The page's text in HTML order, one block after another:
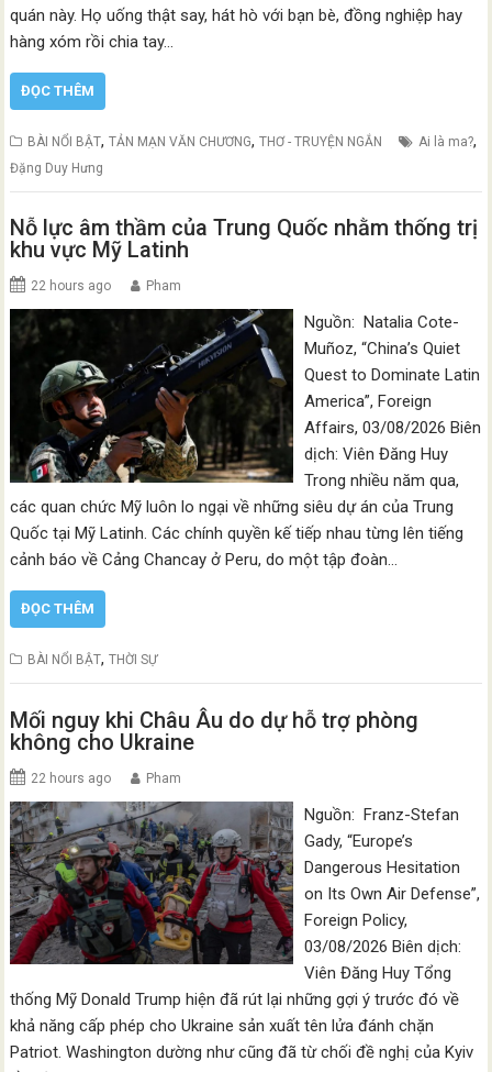
quán này. Họ uống thật say, hát hò với bạn bè, đồng nghiệp hay
hàng xóm rồi chia tay…
ĐỌC THÊM
BÀI NỔI BẬT,TẢN MẠN VĂN CHƯƠNG,THƠ - TRUYỆN NGẮN Ai là ma?,
Đặng Duy Hưng
Nỗ lực âm thầm của Trung Quốc nhằm thống trị
khu vực Mỹ Latinh
22 hours ago Pham
Nguồn: Natalia Cote-
Muñoz, “China’s Quiet
Quest to Dominate Latin
America”, Foreign
Affairs, 03/08/2026 Biên
dịch: Viên Đăng Huy
Trong nhiều năm qua,
các quan chức Mỹ luôn lo ngại về những siêu dự án của Trung
Quốc tại Mỹ Latinh. Các chính quyền kế tiếp nhau từng lên tiếng
cảnh báo về Cảng Chancay ở Peru, do một tập đoàn…
ĐỌC THÊM
BÀI NỔI BẬT,THỜI SỰ
Mối nguy khi Châu Âu do dự hỗ trợ phòng
không cho Ukraine
22 hours ago Pham
Nguồn: Franz-Stefan
Gady, “Europe’s
Dangerous Hesitation
on Its Own Air Defense”,
Foreign Policy,
03/08/2026 Biên dịch:
Viên Đăng Huy Tổng
thống Mỹ Donald Trump hiện đã rút lại những gợi ý trước đó về
khả năng cấp phép cho Ukraine sản xuất tên lửa đánh chặn
Patriot. Washington dường như cũng đã từ chối đề nghị của Kyiv